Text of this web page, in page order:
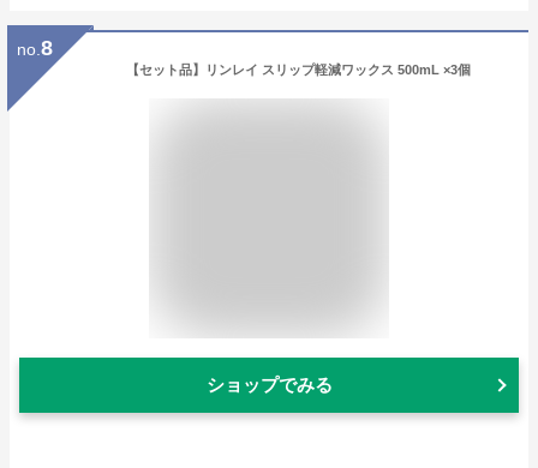
no. 8
【セット品】リンレイ スリップ軽減ワックス 500mL ×3個
ショップでみる